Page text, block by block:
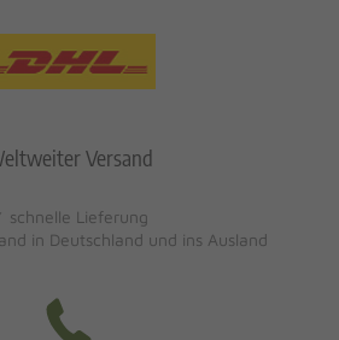
Versand
schnelle Lieferung
in Deutschland und ins Ausland